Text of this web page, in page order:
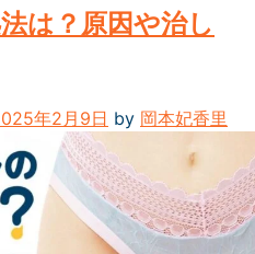
は？原因や治し
年2月9日 by 岡本妃香里